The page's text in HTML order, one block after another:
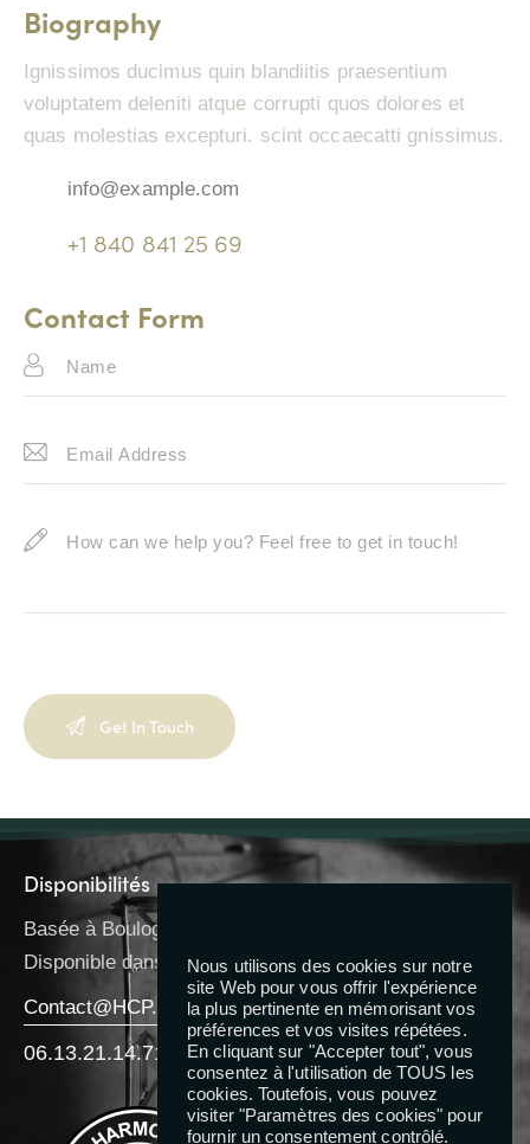
Biography
Ignissimos ducimus quin blandiitis praesentium
voluptatem deleniti atque corrupti quos dolores et
quas molestias excepturi. scint occaecatti gnissimus.
info@example.com
on
+1 840 841 25 69
Contact Form
Disponibilités
Basée à Boulogne-Billancourt
Disponible dans toute l’IDF
Contact@HCP.Coach
06.13.21.14.71
Reseaux
Nous utilisons des cookies sur notre
site Web pour vous offrir l'expérience
la plus pertinente en mémorisant vos
préférences et vos visites répétées.
En cliquant sur "Accepter tout", vous
consentez à l'utilisation de TOUS les
cookies. Toutefois, vous pouvez
visiter "Paramètres des cookies" pour
fournir un consentement contrôlé.